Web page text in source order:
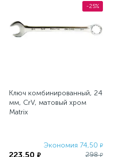
-25%
Ключ комбинированный, 24
мм, CrV, матовый хром
Matrix
Экономия 74,50 ₽
223,50 ₽ 298₽